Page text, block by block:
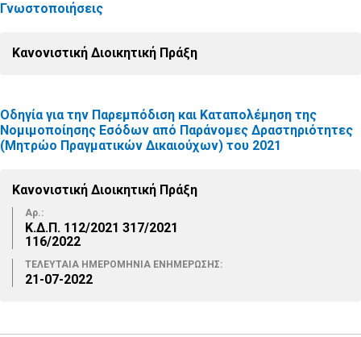
Γνωστοποιήσεις
Κανονιστική Διοικητική Πράξη
Οδηγία για την Παρεμπόδιση και Καταπολέμηση της
Νομιμοποίησης Εσόδων από Παράνομες Δραστηριότητες
(Μητρώο Πραγματικών Δικαιούχων) του 2021
Κανονιστική Διοικητική Πράξη
Αρ.:
Κ.Δ.Π. 112/2021 317/2021
116/2022
ΤΕΛΕΥΤΑΙΑ ΗΜΕΡΟΜΗΝΙΑ ΕΝΗΜΕΡΩΣΗΣ:
21-07-2022